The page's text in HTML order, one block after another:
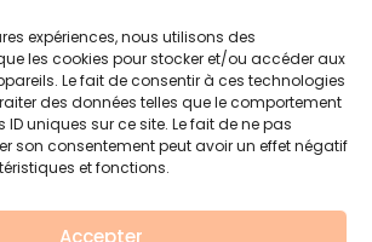
expériences, nous utilisons des
les cookies pour stocker et/ou accéder aux
Le fait de consentir à ces technologies
des données telles que le comportement
uniques sur ce site. Le fait de ne pas
son consentement peut avoir un effet négatif
et fonctions.
Accepter
de confidentialité
Politique de Cookies
Mentions légales